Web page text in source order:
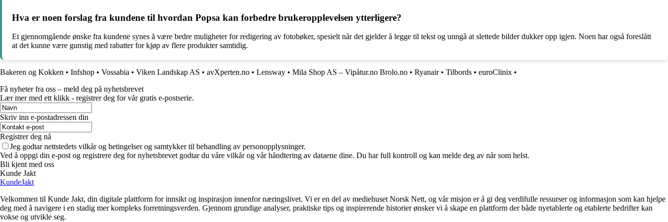
Hva er noen forslag fra kundene til hvordan Popsa kan forbedre brukeropplevelsen ytterligere?
Et gjennomgående ønske fra kundene synes å være bedre muligheter for redigering av fotobøker, spesielt når det gjelder å legge til tekst og unngå at slettede bilder dukker opp igjen. Noen har også foreslått
at det kunne være gunstig med rabatter for kjøp av flere produkter samtidig.
Bakeren og Kokken • Infshop • Vossabia • Viken Landskap AS • avXperten.no • Lensway • Mila Shop AS – Vipåtur.no Brolo.no • Ryanair• Tilbords • euroClinix •
Få nyheter fra oss – meld deg på nyhetsbrevet
Lær mer med ett klikk - registrer deg for vår gratis e-postserie.
Skriv inn e-postadressen din
Registrer deg nå
Jeg godtar nettstedets vilkår og betingelser og samtykker til behandling av personopplysninger.
Ved å oppgi din e-post og registrere deg for nyhetsbrevet godtar du våre vilkår og vår håndtering av dataene dine. Du har full kontroll og kan melde deg av når som helst.
Bli kjent med oss
Kunde Jakt
KundeJakt
Velkommen til Kunde Jakt, din digitale plattform for innsikt og inspirasjon innenfor næringslivet. Vi er en del av mediehuset Norsk Nett, og vår misjon er å gi deg verdifulle ressurser og informasjon som kan hjelpe
deg med å navigere i en stadig mer kompleks forretningsverden. Gjennom grundige analyser, praktiske tips og inspirerende historier ønsker vi å skape en plattform der både nyetablerte og etablerte bedrifter kan
vokse og utvikle seg.